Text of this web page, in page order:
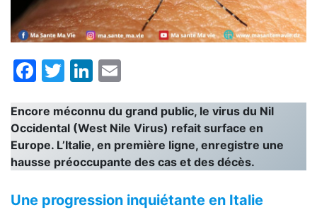
Facebook
TwitterLinkedIn
Encore méconnu du grand public, le virus du Nil
Occidental (West Nile Virus) refait surface en
Europe. L’Italie, en première ligne, enregistre une
hausse préoccupante des cas et des décès.
Une progression inquiétante en Italie